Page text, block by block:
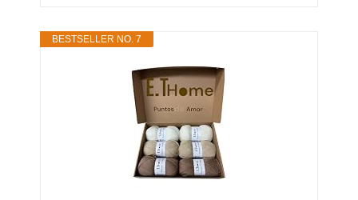
BESTSELLER NO. 7